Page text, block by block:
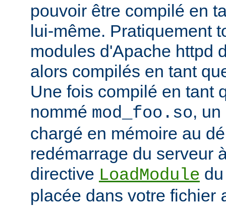
pouvoir être compilé en
lui-même. Pratiquement
modules d'Apache httpd
alors compilés en tant
Une fois compilé en tant
nommé mod_foo.so,
chargé en mémoire au
redémarrage du serveur
directive LoadModule
placée dans votre fichier